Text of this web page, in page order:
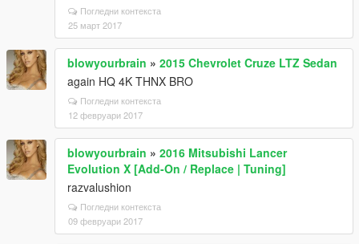
Погледни контекста
25 март 2017
blowyourbrain » 2015 Chevrolet Cruze LTZ Sedan
again HQ 4K THNX BRO
Погледни контекста
12 февруари 2017
blowyourbrain » 2016 Mitsubishi Lancer
Evolution X [Add-On / Replace | Tuning]
razvalushion
Погледни контекста
09 февруари 2017